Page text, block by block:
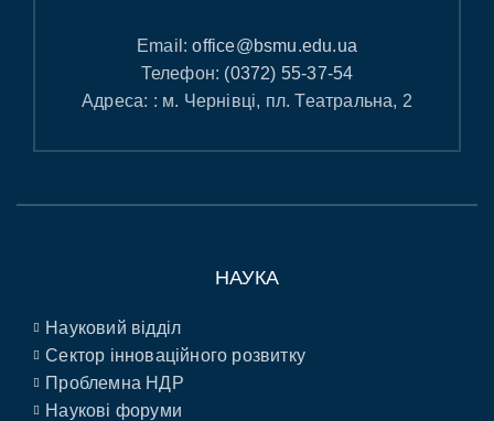
Email:office@bsmu.edu.ua
Телефон: (0372) 55-37-54
Адреса: : м. Чернівці, пл. Театральна, 2
НАУКА
Науковий відділ
Сектор інноваційного розвитку
Проблемна НДР
Наукові форуми